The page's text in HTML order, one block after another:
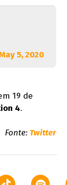
5, 2020
19 de
4.
Fonte: Twitter